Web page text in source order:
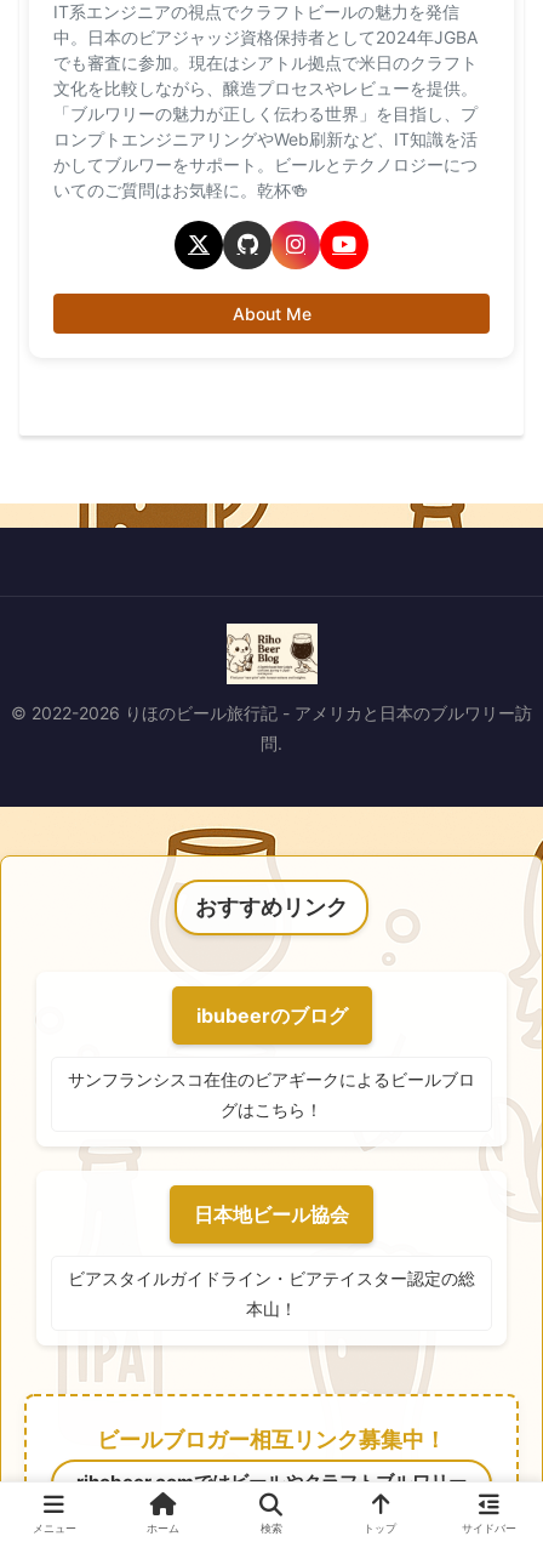
IT系エンジニアの視点でクラフトビールの魅力を発信
中。日本のビアジャッジ資格保持者として2024年JGBA
でも審査に参加。現在はシアトル拠点で米日のクラフト
文化を比較しながら、醸造プロセスやレビューを提供。
「ブルワリーの魅力が正しく伝わる世界」を目指し、プ
ロンプトエンジニアリングやWeb刷新など、IT知識を活
かしてブルワーをサポート。ビールとテクノロジーにつ
いてのご質問はお気軽に。乾杯🍻
About Me
© 2022-2026 りほのビール旅行記 - アメリカと日本のブルワリー訪
問.
メニュー ホーム 検索 トップ サイドバー
おすすめリンク
ibubeerのブログ
サンフランシスコ在住のビアギークによるビールブロ
グはこちら！
日本地ビール協会
ビアスタイルガイドライン・ビアテイスター認定の総
本山！
ビールブロガー相互リンク募集中！
rihobeer.comではビールやクラフトブルワリー
に関するブログとの相互リンクを募集していま